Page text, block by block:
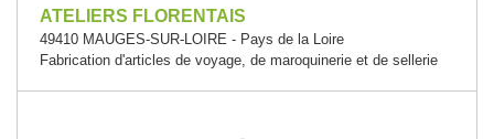
ATELIERS FLORENTAIS
49410 MAUGES-SUR-LOIRE - Pays de la Loire
Fabrication d'articles de voyage, de maroquinerie et de sellerie